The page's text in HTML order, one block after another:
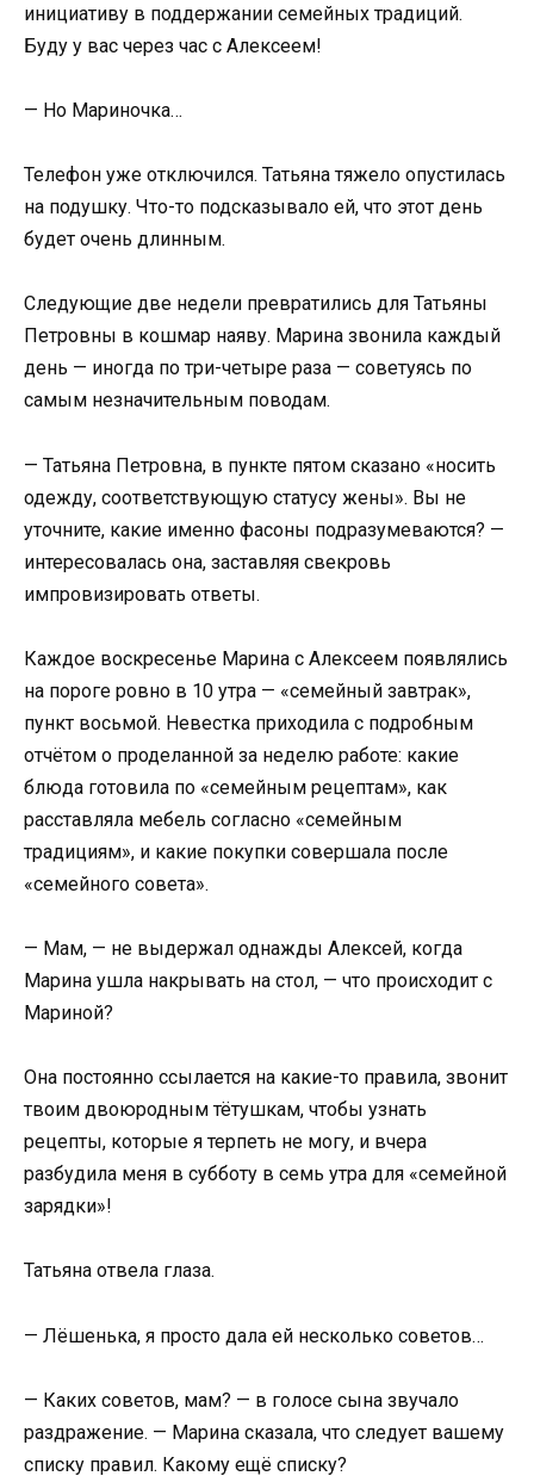
инициативу в поддержании семейных традиций.
Буду у вас через час с Алексеем!
— Но Мариночка…
Телефон уже отключился. Татьяна тяжело опустилась
на подушку. Что-то подсказывало ей, что этот день
будет очень длинным.
Следующие две недели превратились для Татьяны
Петровны в кошмар наяву. Марина звонила каждый
день — иногда по три-четыре раза — советуясь по
самым незначительным поводам.
— Татьяна Петровна, в пункте пятом сказано «носить
одежду, соответствующую статусу жены». Вы не
уточните, какие именно фасоны подразумеваются? —
интересовалась она, заставляя свекровь
импровизировать ответы.
Каждое воскресенье Марина с Алексеем появлялись
на пороге ровно в 10 утра — «семейный завтрак»,
пункт восьмой. Невестка приходила с подробным
отчётом о проделанной за неделю работе: какие
блюда готовила по «семейным рецептам», как
расставляла мебель согласно «семейным
традициям», и какие покупки совершала после
«семейного совета».
— Мам, — не выдержал однажды Алексей, когда
Марина ушла накрывать на стол, — что происходит с
Мариной?
Она постоянно ссылается на какие-то правила, звонит
твоим двоюродным тётушкам, чтобы узнать
рецепты, которые я терпеть не могу, и вчера
разбудила меня в субботу в семь утра для «семейной
зарядки»!
Татьяна отвела глаза.
— Лёшенька, я просто дала ей несколько советов…
— Каких советов, мам? — в голосе сына звучало
раздражение. — Марина сказала, что следует вашему
списку правил. Какому ещё списку?